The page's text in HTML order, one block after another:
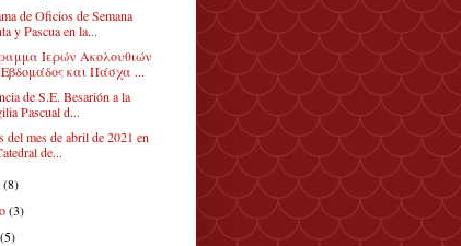
de Oficios de Semana
y Pascua en la...
Ιερών Ακολουθιών
και Πάσχα ...
de S.E. Besarión a la
Pascual d...
del mes de abril de 2021 en
de...
(8)
(3)
(5)